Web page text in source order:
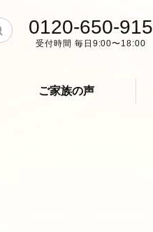
0120-650-915
受付時間 毎日9:00〜18:00
ご家族の声